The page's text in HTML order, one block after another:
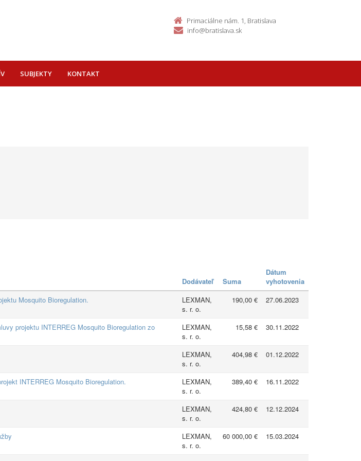
Primaciálne nám. 1, Bratislava
info@bratislava.sk
SUBJEKTY KONTAKT
Dodávateľ Suma
Dátum
vyhotovenia
Mosquito Bioregulation.
LEXMAN,
s. r. o.
190,00 € 27.06.2023
projektu INTERREG Mosquito Bioregulation zo
LEXMAN,
s. r. o.
15,58 € 30.11.2022
LEXMAN,
s. r. o.
404,98 € 01.12.2022
INTERREG Mosquito Bioregulation.
LEXMAN,
s. r. o.
389,40 € 16.11.2022
LEXMAN,
s. r. o.
424,80 € 12.12.2024
LEXMAN,
s. r. o.
60 000,00 € 15.03.2024